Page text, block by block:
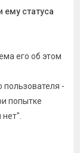
статуса
его об этом
пользователя -
попытке